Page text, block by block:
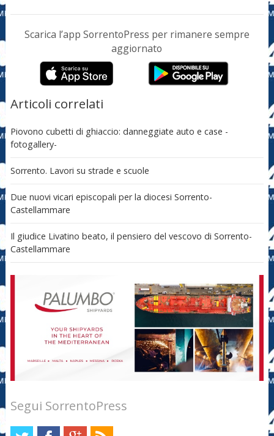
Scarica l’app SorrentoPress per rimanere sempre
aggiornato
Articoli correlati
Piovono cubetti di ghiaccio: danneggiate auto e case -
fotogallery-
Sorrento. Lavori su strade e scuole
Due nuovi vicari episcopali per la diocesi Sorrento-
Castellammare
Il giudice Livatino beato, il pensiero del vescovo di Sorrento-
Castellammare
Segui SorrentoPress